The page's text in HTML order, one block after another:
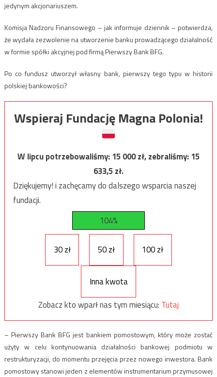
jedynym akcjonariuszem.
Komisja Nadzoru Finansowego – jak informuje dziennik – potwierdza,
że wydała zezwolenie na utworzenie banku prowadzącego działalność
w formie spółki akcyjnej pod firmą Pierwszy Bank BFG.
Po co fundusz utworzył własny bank, pierwszy tego typu w historii
polskiej bankowości?
Wspieraj Fundację Magna Polonia!
W lipcu potrzebowaliśmy:15 000zł, zebraliśmy:15
633,5zł.
Dziękujemy! i zachęcamy do dalszego wsparcia naszej
fundacji.
104%
30 zł 50 zł 100 zł
Inna kwota
Zobacz kto wparł nas tym miesiącu: Tutaj
– Pierwszy Bank BFG jest bankiem pomostowym, który może zostać
użyty w celu kontynuowania działalności bankowej podmiotu w
restrukturyzacji, do momentu przejęcia przez nowego inwestora. Bank
pomostowy stanowi jeden z elementów instrumentarium przymusowej